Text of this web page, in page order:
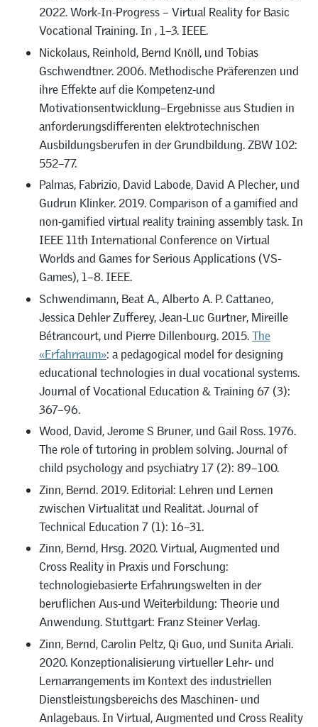
2022. Work-In-Progress – Virtual Reality for Basic
Vocational Training. In , 1–3. IEEE.
Nickolaus, Reinhold, Bernd Knöll, und Tobias
Gschwendtner. 2006. Methodische Präferenzen und
ihre Effekte auf die Kompetenz-und
Motivationsentwicklung–Ergebnisse aus Studien in
anforderungsdifferenten elektrotechnischen
Ausbildungsberufen in der Grundbildung. ZBW 102:
552–77.
Palmas, Fabrizio, David Labode, David A Plecher, und
Gudrun Klinker. 2019. Comparison of a gamified and
non-gamified virtual reality training assembly task. In
IEEE 11th International Conference on Virtual
Worlds and Games for Serious Applications (VS-
Games), 1–8. IEEE.
Schwendimann, Beat A., Alberto A. P. Cattaneo,
Jessica Dehler Zufferey, Jean-Luc Gurtner, Mireille
Bétrancourt, und Pierre Dillenbourg. 2015.The
«Erfahrraum»: a pedagogical model for designing
educational technologies in dual vocational systems.
Journal of Vocational Education & Training 67 (3):
367–96.
Wood, David, Jerome S Bruner, und Gail Ross. 1976.
The role of tutoring in problem solving. Journal of
child psychology and psychiatry 17 (2): 89–100.
Zinn, Bernd. 2019. Editorial: Lehren und Lernen
zwischen Virtualität und Realität. Journal of
Technical Education 7 (1): 16–31.
Zinn, Bernd, Hrsg. 2020. Virtual, Augmented und
Cross Reality in Praxis und Forschung:
technologiebasierte Erfahrungswelten in der
beruflichen Aus-und Weiterbildung: Theorie und
Anwendung. Stuttgart: Franz Steiner Verlag.
Zinn, Bernd, Carolin Peltz, Qi Guo, und Sunita Ariali.
2020. Konzeptionalisierung virtueller Lehr- und
Lernarrangements im Kontext des industriellen
Dienstleistungsbereichs des Maschinen- und
Anlagebaus. In Virtual, Augmented und Cross Reality